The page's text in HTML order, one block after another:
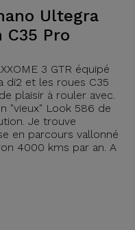
Ultegra
Pro
3 GTR équipé
di2 et les roues C35
plaisir à rouler avec.
"vieux" Look 586 de
Je trouve
en parcours vallonné
4000 kms par an. A